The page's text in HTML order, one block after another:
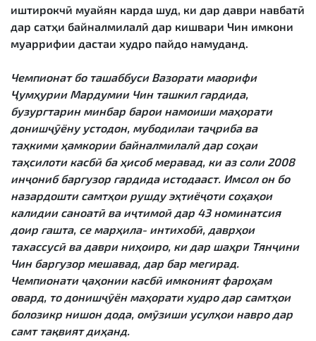
иштирокчӣ муайян карда шуд, ки дар даври навбатӣ
дар сатҳи байналмилалӣ дар кишвари Чин имкони
муаррифии дастаи худро пайдо намуданд.
Чемпионат бо ташаббуси Вазорати маорифи
Ҷумҳурии Мардумии Чин ташкил гардида,
бузургтарин минбар барои намоиши маҳорати
донишҷӯёну устодон, мубодилаи таҷриба ва
таҳкими ҳамкории байналмилалӣ дар соҳаи
таҳсилоти касбӣ ба ҳисоб меравад, ки аз соли 2008
инҷониб баргузор гардида истодааст. Имсол он бо
назардошти самтҳои рушду эҳтиёҷоти соҳаҳои
калидии саноатӣ ва иҷтимоӣ дар 43 номинатсия
доир гашта, се марҳила- интихобӣ, даврҳои
тахассусӣ ва даври ниҳоиро, ки дар шаҳри Тянҷини
Чин баргузор мешавад, дар бар мегирад.
Чемпионати ҷаҳонии касбӣ имконият фароҳам
овард, то донишҷӯён маҳорати худро дар самтҳои
болозикр нишон дода, омӯзиши усулҳои навро дар
самт тақвият диҳанд.